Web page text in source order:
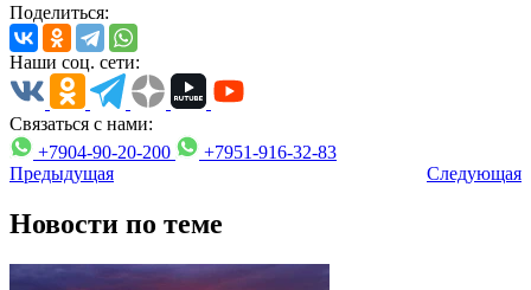
Поделиться:
Наши соц. сети:
Связаться с нами:
+7904-90-20-200
+7951-916-32-83
Предыдущая
Следующая
Новости по теме